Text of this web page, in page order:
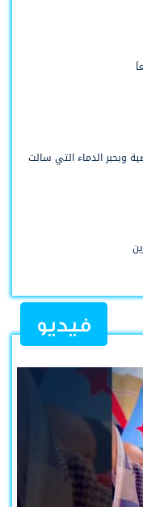
وبحبر الدماء التي سالت
فيديو